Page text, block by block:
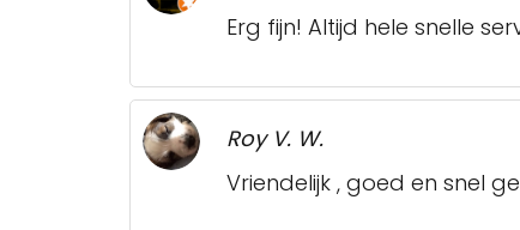
Erg fijn! Altijd hele snelle
Roy V. W.
Vriendelijk , goed en snel